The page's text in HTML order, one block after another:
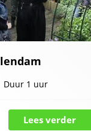
Duur 1 uur
Lees verder